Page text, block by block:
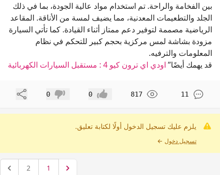
بين الفخامة والراحة. تم استخدام مواد عالية الجودة، بما في ذلك
الجلد والتطعيمات المعدنية، مما يضيف لمسة من الأناقة. المقاعد
الرياضية مصممة لتوفير دعم ممتاز أثناء القيادة. كما تأتي السيارة
مزودة بشاشة لمس مركزية بحجم كبير للتحكم في نظام
المعلومات والترفيه.
قد يهمك أيضًا” اودي اي ترون كيو 4 : مستقبل السيارات الكهربائية
11
817 إعجاب 0 عدم إعجاب
0 مشاركة
يلزم عليك تسجيل الدخول أولًا لكتابة تعليق.
تسجيل دخول ←
1
2